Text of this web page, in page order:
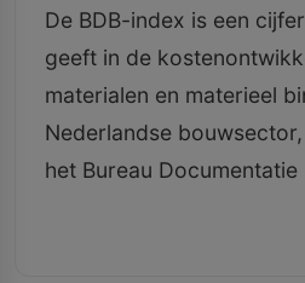
De BDB-index is een
geeft in de
materialen en materieel
Nederlandse
het Bureau Documentatie